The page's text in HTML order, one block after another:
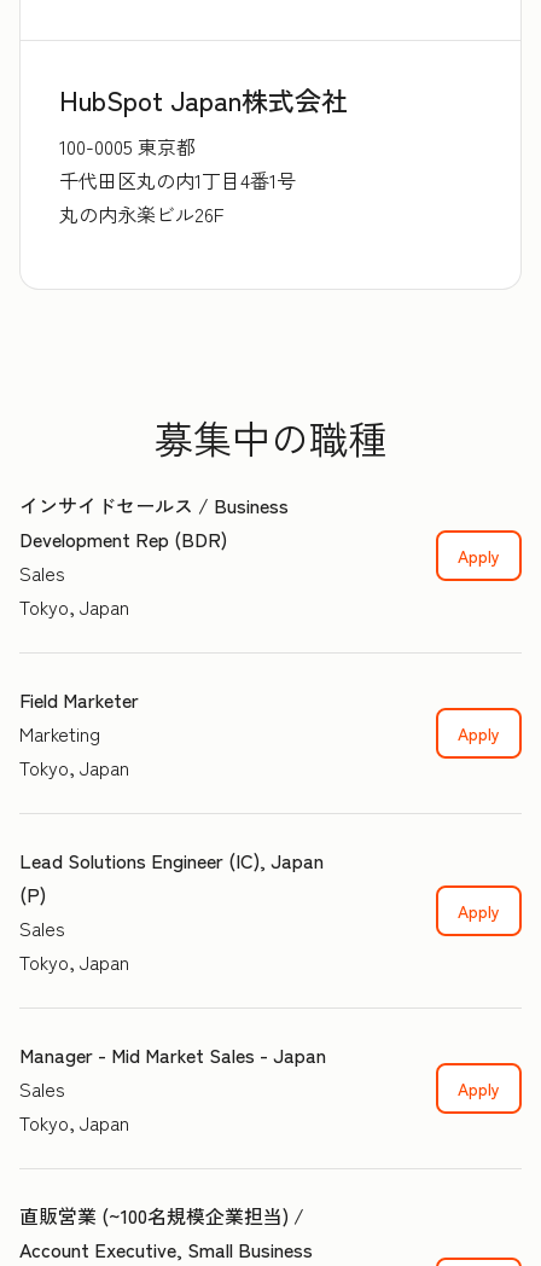
HubSpot Japan株式会社
100-0005 東京都
千代田区丸の内1丁目4番1号
丸の内永楽ビル26F
募集中の職種
インサイドセールス / Business
Development Rep (BDR)
Sales
Tokyo, Japan
Apply
Field Marketer
Marketing
Tokyo, Japan
Apply
Lead Solutions Engineer (IC), Japan
(P)
Sales
Tokyo, Japan
Apply
Manager - Mid Market Sales - Japan
Sales
Tokyo, Japan
Apply
直販営業 (~100名規模企業担当) /
Account Executive, Small Business